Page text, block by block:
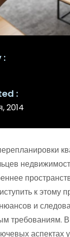
2014
к этому
и
требованиям.
аспектах